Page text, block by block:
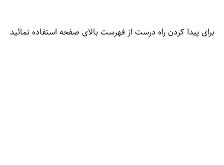
برای پیدا کردن راه درست از فهرست بالای صفحه استفاده نمائید